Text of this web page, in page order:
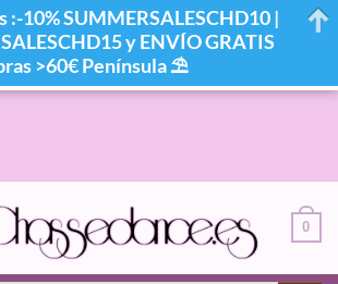
0
:-10% SUMMERSALESCHD10 |
y ENVÍO GRATIS
>60€ Península ⛱